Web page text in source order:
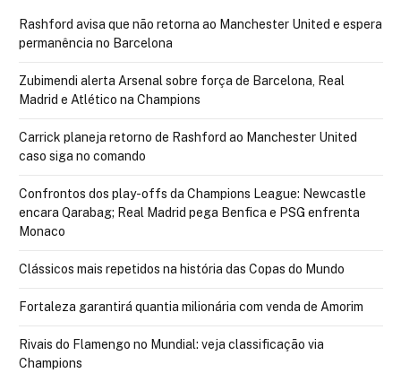
Rashford avisa que não retorna ao Manchester United e espera
permanência no Barcelona
Zubimendi alerta Arsenal sobre força de Barcelona, Real
Madrid e Atlético na Champions
Carrick planeja retorno de Rashford ao Manchester United
caso siga no comando
Confrontos dos play-offs da Champions League: Newcastle
encara Qarabag; Real Madrid pega Benfica e PSG enfrenta
Monaco
Clássicos mais repetidos na história das Copas do Mundo
Fortaleza garantirá quantia milionária com venda de Amorim
Rivais do Flamengo no Mundial: veja classificação via
Champions